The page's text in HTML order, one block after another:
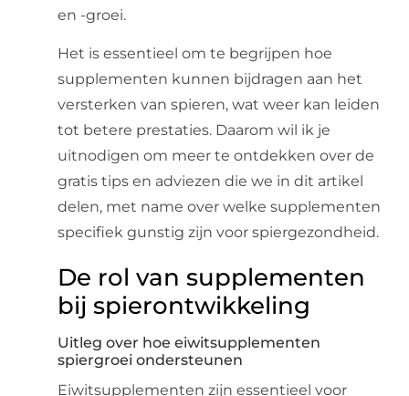
en -groei.
Het is essentieel om te begrijpen hoe
supplementen kunnen bijdragen aan het
versterken van spieren, wat weer kan leiden
tot betere prestaties. Daarom wil ik je
uitnodigen om meer te ontdekken over de
gratis tips en adviezen die we in dit artikel
delen, met name over welke supplementen
specifiek gunstig zijn voor spiergezondheid.
De rol van supplementen
bij spierontwikkeling
Uitleg over hoe eiwitsupplementen
spiergroei ondersteunen
Eiwitsupplementen zijn essentieel voor